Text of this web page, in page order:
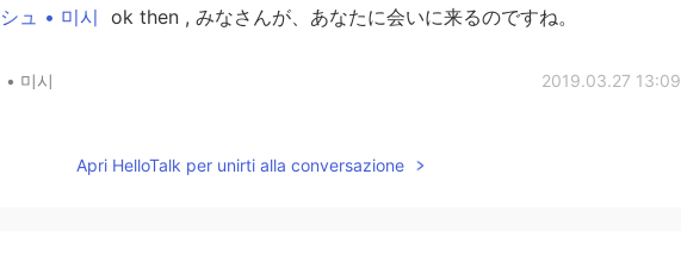
ュ • 미시 ok then , みなさんが、あなたに会いに来るのですね。
• 미시 2019.03.27 13:09
Apri HelloTalk per unirti alla conversazione